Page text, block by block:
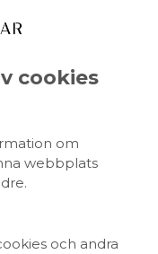
cookies
om
webbplats
och andra